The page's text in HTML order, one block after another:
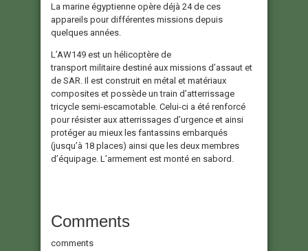
La marine égyptienne opère déjà 24 de ces
appareils pour différentes missions depuis
quelques années.
L’AW149 est un hélicoptère de
transport militaire destiné aux missions d’assaut et
de SAR. Il est construit en métal et matériaux
composites et possède un train d’atterrissage
tricycle semi-escamotable. Celui-ci a été renforcé
pour résister aux atterrissages d’urgence et ainsi
protéger au mieux les fantassins embarqués
(jusqu’à 18 places) ainsi que les deux membres
d’équipage. L’armement est monté en sabord.
Comments
comments